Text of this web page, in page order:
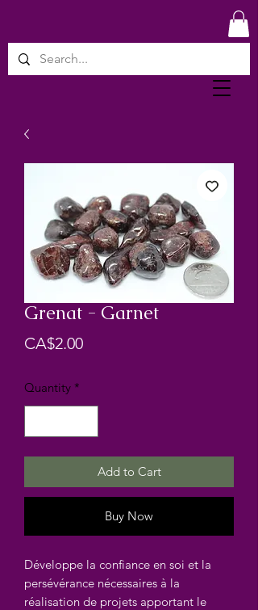
Grenat - Garnet
CA$2.00Price
Quantity *
Add to Cart
Buy Now
Développe la confiance en soi et la
persévérance nécessaires à la
réalisation de projets apportant le